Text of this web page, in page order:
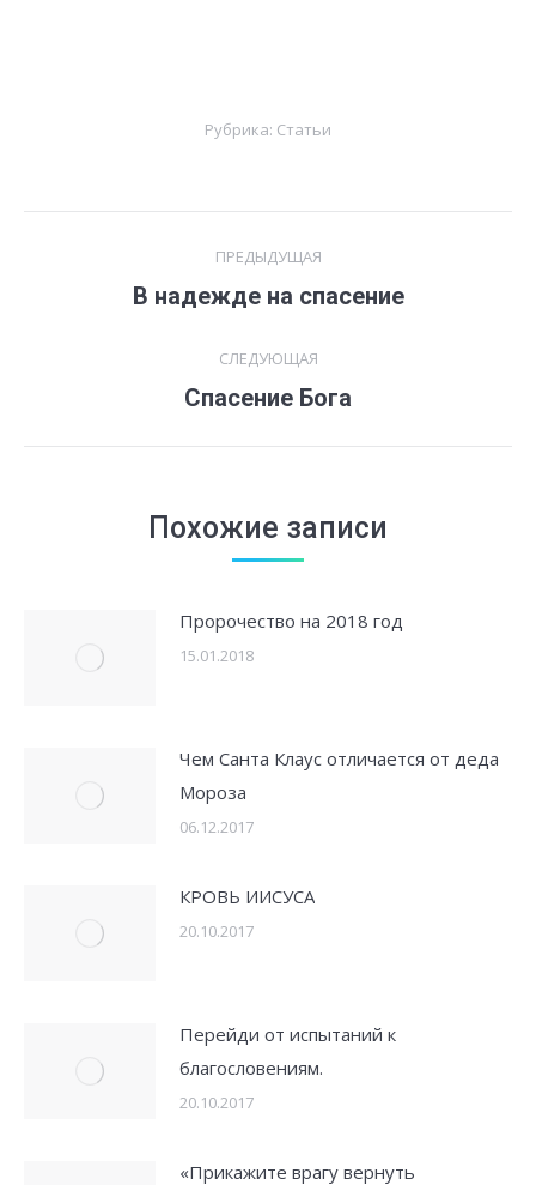
Рубрика: Статьи
ПРЕДЫДУЩАЯ
Предыдущая
В надежде на спасение
СЛЕДУЮЩАЯ
Следующая
Спасение Бога
Похожие записи
Пророчество на 2018 год
15.01.2018
Чем Санта Клаус отличается от деда
Мороза
06.12.2017
КРОВЬ ИИСУСА
20.10.2017
Перейди от испытаний к
благословениям.
20.10.2017
«Прикажите врагу вернуть